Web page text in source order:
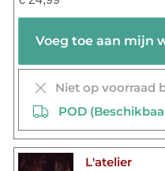
Niet op voorraad
POD
L'atelier